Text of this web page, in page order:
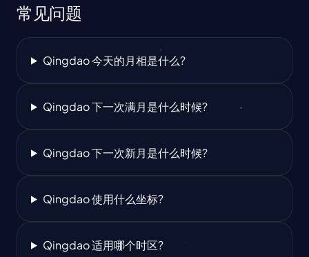
常见问题
Qingdao 今天的月相是什么?
Qingdao 下一次满月是什么时候?
Qingdao 下一次新月是什么时候?
Qingdao 使用什么坐标?
Qingdao 适用哪个时区?